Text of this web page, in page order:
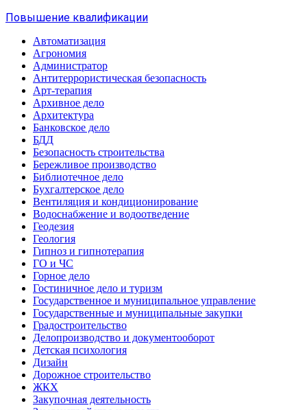
Повышение квалификации
Автоматизация
Агрономия
Администратор
Антитеррористическая безопасность
Арт-терапия
Архивное дело
Архитектура
Банковское дело
БДД
Безопасность строительства
Бережливое производство
Библиотечное дело
Бухгалтерское дело
Вентиляция и кондиционирование
Водоснабжение и водоотведение
Геодезия
Геология
Гипноз и гипнотерапия
ГО и ЧС
Горное дело
Гостиничное дело и туризм
Государственное и муниципальное управление
Государственные и муниципальные закупки
Градостроительство
Делопроизводство и документооборот
Детская психология
Дизайн
Дорожное строительство
ЖКХ
Закупочная деятельность